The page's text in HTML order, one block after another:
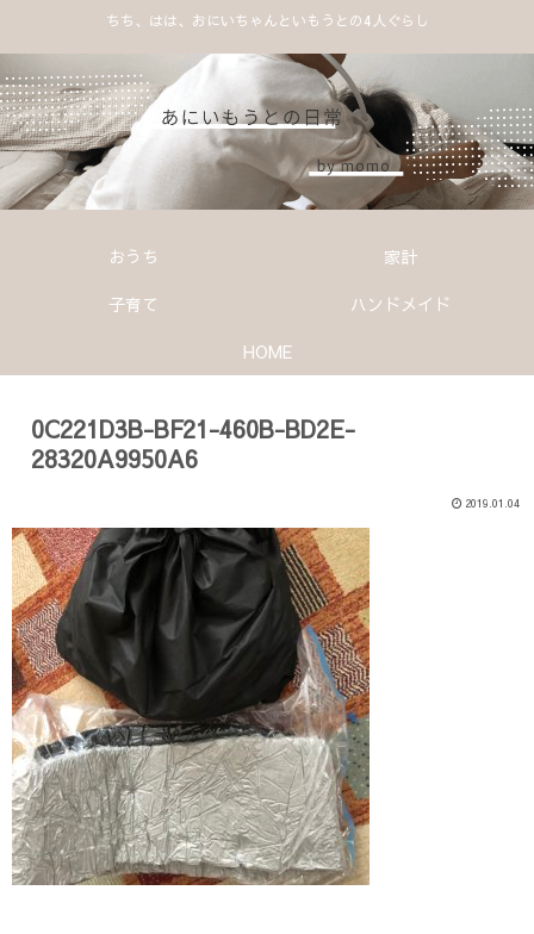
ちち、はは、おにいちゃんといもうとの4人ぐらし
おうち
家計
子育て
ハンドメイド
HOME
0C221D3B-BF21-460B-BD2E-
28320A9950A6
2019.01.04